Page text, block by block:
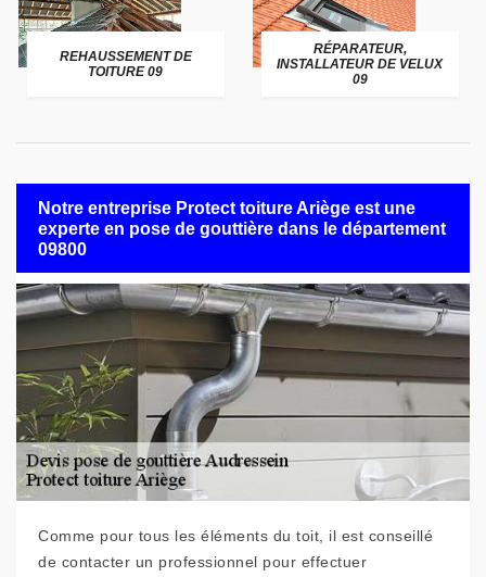
REHAUSSEMENT DE
TOITURE 09
RÉPARATEUR,
INSTALLATEUR DE VELUX
09
Notre entreprise Protect toiture Ariège est une
experte en pose de gouttière dans le département
09800
Comme pour tous les éléments du toit, il est conseillé
de contacter un professionnel pour effectuer